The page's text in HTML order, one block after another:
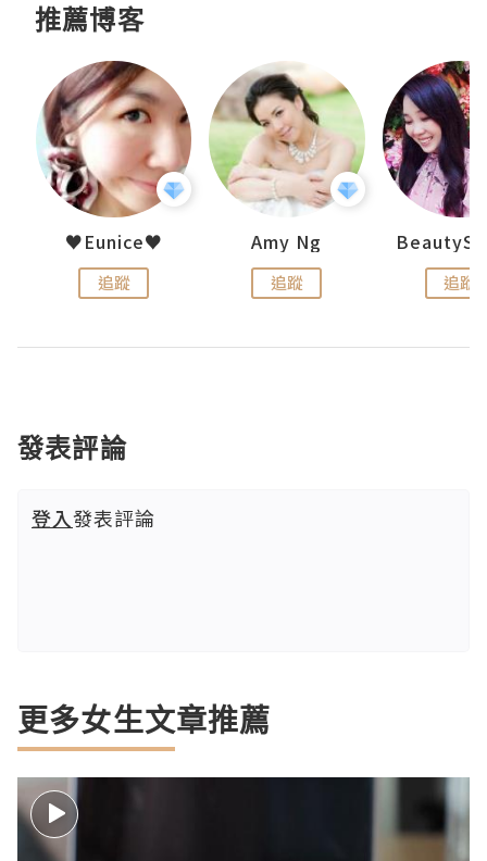
推薦博客
♥Eunice♥
追蹤
Amy Ng
追蹤 追蹤
發表評論
登入發表評論
更多女生文章推薦